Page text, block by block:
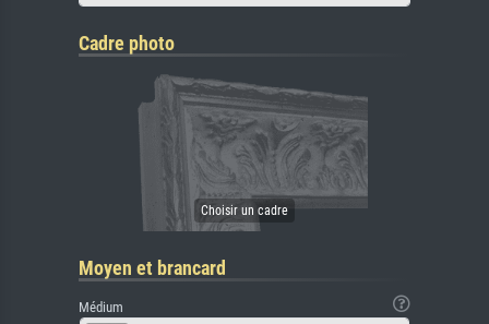
Cadre photo
Moyen et brancard
Médium